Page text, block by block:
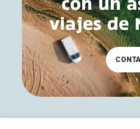
viajes de